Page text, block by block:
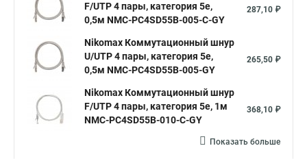
F/UTP 4 пары, категория 5е,
0,5м NMC-PC4SD55B-005-C-GY
287,10 ₽
Nikomax Коммутационный шнур
U/UTP 4 пары, категория 5е,
0,5м NMC-PC4SD55B-005-GY
265,50 ₽
Nikomax Коммутационный шнур
F/UTP 4 пары, категория 5е, 1м
NMC-PC4SD55B-010-C-GY
368,10 ₽
Показать больше